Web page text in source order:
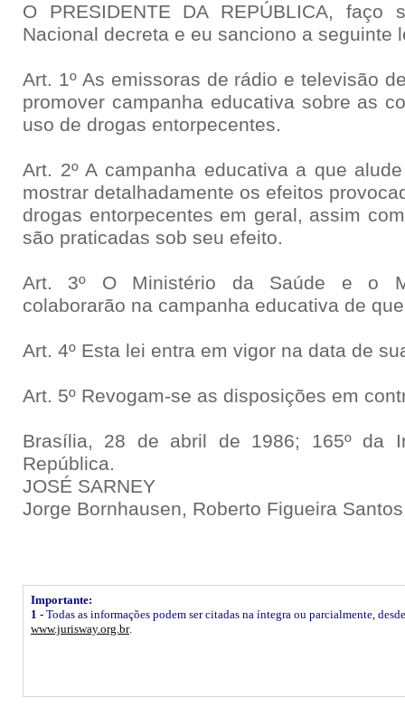
O PRESIDENTE DA REPÚBLICA, faço
Nacional decreta e eu sanciono a seguinte
Art. 1º As emissoras de rádio e televisão
promover campanha educativa sobre as
uso de drogas entorpecentes.
Art. 2º A campanha educativa a que
mostrar detalhadamente os efeitos
drogas entorpecentes em geral, assim
são praticadas sob seu efeito.
Art. 3º O Ministério da Saúde e o
colaborarão na campanha educativa de
Art. 4º Esta lei entra em vigor na data de
Art. 5º Revogam-se as disposições em
Brasília, 28 de abril de 1986; 165º da
República.
JOSÉ SARNEY
Jorge Bornhausen, Roberto Figueira Santos
Importante:
1 - Todas as informações podem ser citadas na íntegra ou parcialmente,
www.jurisway.org.br.